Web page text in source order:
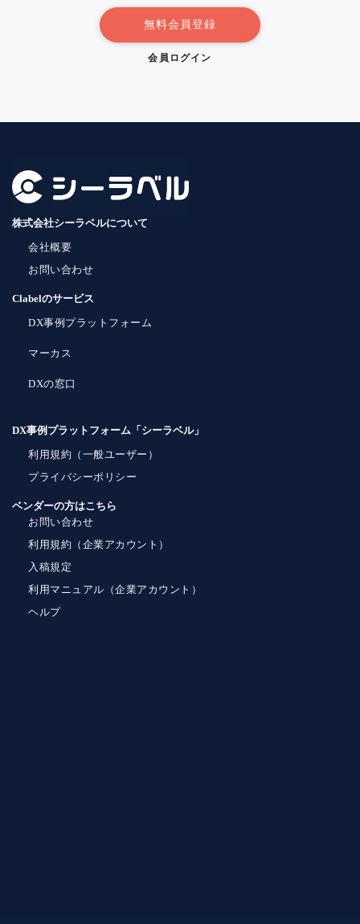
無料会員登録
会員ログイン
株式会社シーラベルについて
会社概要
お問い合わせ
Clabelのサービス
DX事例プラットフォーム
マーカス
DXの窓口
DX事例プラットフォーム「シーラベル」
利用規約（一般ユーザー）
プライバシーポリシー
ベンダーの方はこちら
お問い合わせ
利用規約（企業アカウント）
入稿規定
利用マニュアル（企業アカウント）
ヘルプ